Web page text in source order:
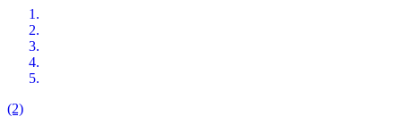
(2)